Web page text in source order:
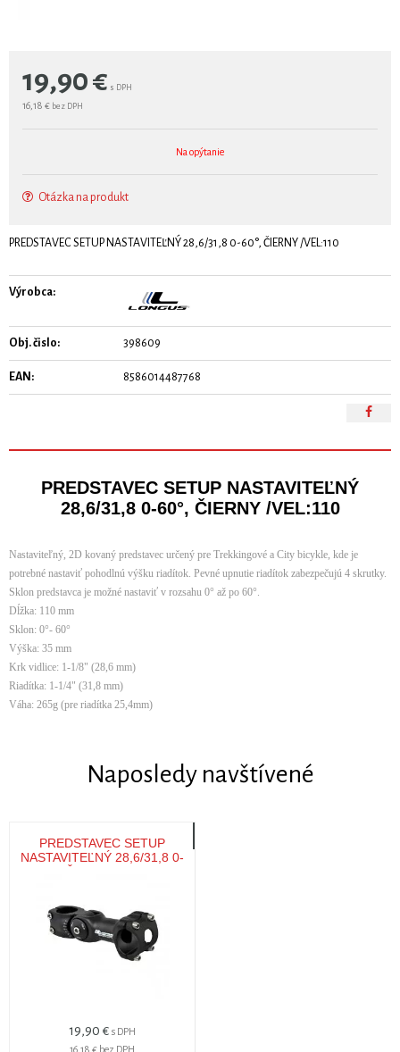
19,90€ s DPH
16,18 € bez DPH
Na opýtanie
Otázka na produkt
PREDSTAVEC SETUP NASTAVITEĽNÝ 28,6/31,8 0-60°, ČIERNY /VEL:110
Výrobca:
Obj. čislo: 398609
EAN: 8586014487768
PREDSTAVEC SETUP NASTAVITEĽNÝ
28,6/31,8 0-60°, ČIERNY /VEL:110
Nastaviteľný, 2D kovaný predstavec určený pre Trekkingové a City bicykle, kde je
potrebné nastaviť pohodlnú výšku riadítok. Pevné upnutie riadítok zabezpečujú 4 skrutky.
Sklon predstavca je možné nastaviť v rozsahu 0° až po 60°.
Dĺžka: 110 mm
Sklon: 0°- 60°
Výška: 35 mm
Krk vidlice: 1-1/8" (28,6 mm)
Riadítka: 1-1/4" (31,8 mm)
Váha: 265g (pre riadítka 25,4mm)
Naposledy navštívené
PREDSTAVEC SETUP
NASTAVITEĽNÝ 28,6/31,8 0-
19,90 € s DPH
16,18 € bez DPH